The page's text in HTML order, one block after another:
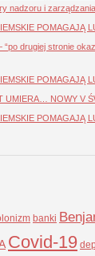
nadzoru i zarządzania
POMAGAJĄ
drugiej stronie
POMAGAJĄ
UMIERA… NOWY V
POMAGAJĄ
banki
Covid-19